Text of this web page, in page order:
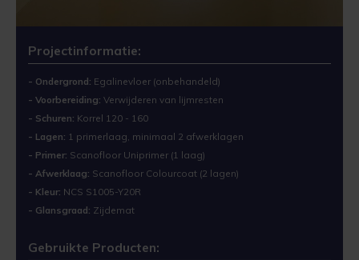
Laminaatcoat
Linoleumcoat
Pre Dekverf
PVC-Coat
Vinylcoat
Woonkamercoat
Egalinevloer verven
Garagevloer verven
Gietvloer verven
Granietvloer verven
Grindvloer verven
Kunststofvloer verven
Verwerken
Bestendigheid
Benodigdheden
Problemen Voorkomen
Veiligheidsinformatie
Cementdekvloer met vloerverwarming verven
Natuursteen tegels verven
Laminaatvloer verven met kunststofcoat
Cementdekvloer opgeknapt in Leeuwarden
Projectinformatie:
- Ondergrond: Egalinevloer (onbehandeld)
- Voorbereiding: Verwijderen van lijmresten
- Schuren: Korrel 120 - 160
- Lagen: 1 primerlaag, minimaal 2 afwerklagen
- Primer: Scanofloor Uniprimer (1 laag)
- Afwerklaag: Scanofloor Colourcoat (2 lagen)
- Kleur: NCS S1005-Y20R
- Glansgraad: Zijdemat
Gebruikte Producten: